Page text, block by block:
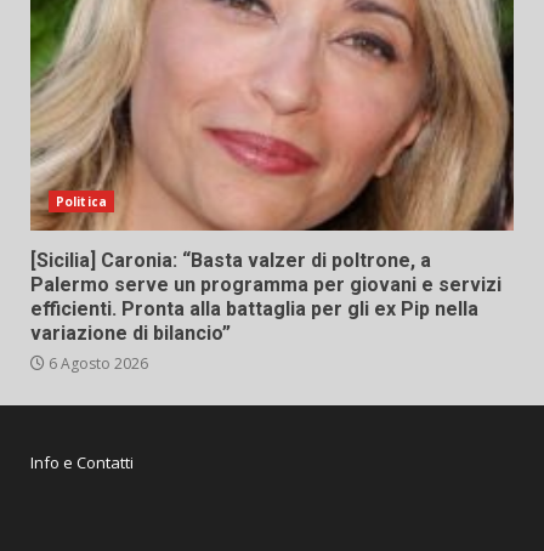
Politica
[Sicilia] Caronia: “Basta valzer di poltrone, a
Palermo serve un programma per giovani e servizi
efficienti. Pronta alla battaglia per gli ex Pip nella
variazione di bilancio”
6 Agosto 2026
Info e Contatti